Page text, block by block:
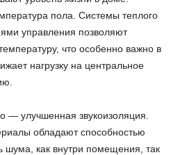
пола. Системы теплого
управления позволяют
что особенно важно в
нагрузку на центральное
— улучшенная звукоизоляция.
обладают способностью
шума, как внутри помещения, так